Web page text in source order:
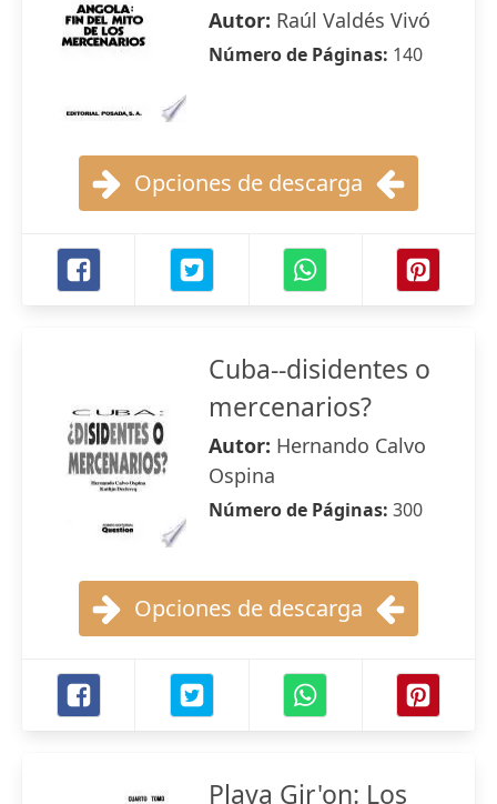
Autor: Raúl Valdés Vivó
Número de Páginas: 140
Opciones de descarga
Cuba--disidentes o
mercenarios?
Autor: Hernando Calvo
Ospina
Número de Páginas: 300
Opciones de descarga
Playa Gir'on: Los